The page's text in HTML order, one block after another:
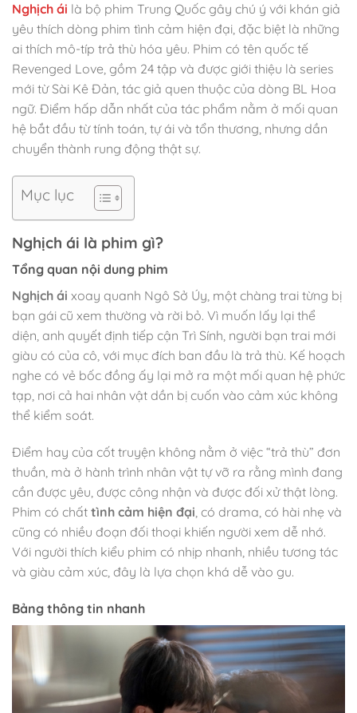
Nghịch ái là bộ phim Trung Quốc gây chú ý với khán giả
yêu thích dòng phim tình cảm hiện đại, đặc biệt là những
ai thích mô-típ trả thù hóa yêu. Phim có tên quốc tế
Revenged Love, gồm 24 tập và được giới thiệu là series
mới từ Sài Kê Đản, tác giả quen thuộc của dòng BL Hoa
ngữ. Điểm hấp dẫn nhất của tác phẩm nằm ở mối quan
hệ bắt đầu từ tính toán, tự ái và tổn thương, nhưng dần
chuyển thành rung động thật sự.
Mục lục
Nghịch ái là phim gì?
Tổng quan nội dung phim
Nghịch ái xoay quanh Ngô Sở Úy, một chàng trai từng bị
bạn gái cũ xem thường và rời bỏ. Vì muốn lấy lại thể
diện, anh quyết định tiếp cận Trì Sính, người bạn trai mới
giàu có của cô, với mục đích ban đầu là trả thù. Kế hoạch
nghe có vẻ bốc đồng ấy lại mở ra một mối quan hệ phức
tạp, nơi cả hai nhân vật dần bị cuốn vào cảm xúc không
thể kiểm soát.
Điểm hay của cốt truyện không nằm ở việc “trả thù” đơn
thuần, mà ở hành trình nhân vật tự vỡ ra rằng mình đang
cần được yêu, được công nhận và được đối xử thật lòng.
Phim có chất tình cảm hiện đại, có drama, có hài nhẹ và
cũng có nhiều đoạn đối thoại khiến người xem dễ nhớ.
Với người thích kiểu phim có nhịp nhanh, nhiều tương tác
và giàu cảm xúc, đây là lựa chọn khá dễ vào gu.
Bảng thông tin nhanh